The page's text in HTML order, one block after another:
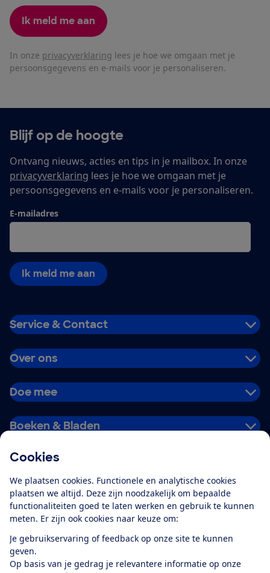
Cookies
We plaatsen cookies. Functionele en analytische cookies
plaatsen we altijd. Deze zijn noodzakelijk om bepaalde
functionaliteiten goed te laten werken en gebruik te kunnen
meten. Er zijn ook cookies naar keuze om:
Je gebruikservaring of feedback op onze site te kunnen
geven.
Op basis van je gedrag je relevantere informatie op onze
Ik meld me aan
In onze privacyverklaring lees je hoe we omgaan met je
persoonsgegevens en e-mails voor je personaliseren.
Blijf op de hoogte
Ontvang nieuws, acties en tips in je mailbox. In onze
privacyverklaring lees je hoe we omgaan met je
persoonsgegevens en e-mails voor je personaliseren.
E-mailadres
Ik meld me aan
Service & Contact
Over ons
Doe mee
Boeken & Bladen
Alles over de
app